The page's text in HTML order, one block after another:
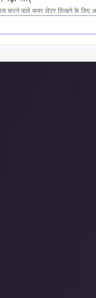
करने वाले कवर लेटर लिखने के लिए